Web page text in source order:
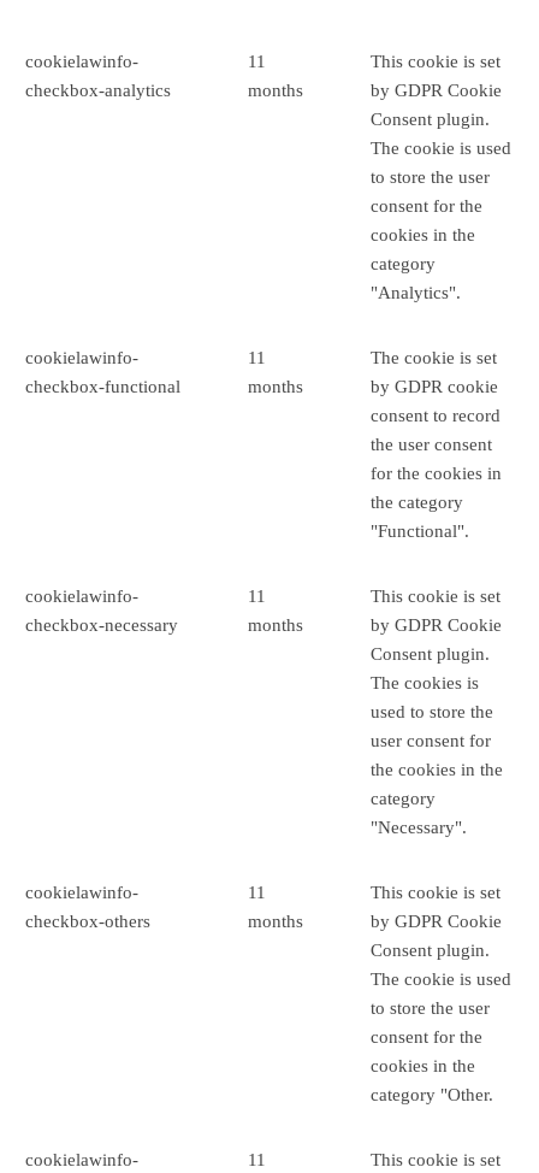
cookielawinfo-
checkbox-analytics
11
months
This cookie is set
by GDPR Cookie
Consent plugin.
The cookie is used
to store the user
consent for the
cookies in the
category
"Analytics".
cookielawinfo-
checkbox-functional
11
months
The cookie is set
by GDPR cookie
consent to record
the user consent
for the cookies in
the category
"Functional".
cookielawinfo-
checkbox-necessary
11
months
This cookie is set
by GDPR Cookie
Consent plugin.
The cookies is
used to store the
user consent for
the cookies in the
category
"Necessary".
cookielawinfo-
checkbox-others
11
months
This cookie is set
by GDPR Cookie
Consent plugin.
The cookie is used
to store the user
consent for the
cookies in the
category "Other.
cookielawinfo-
11
This cookie is set